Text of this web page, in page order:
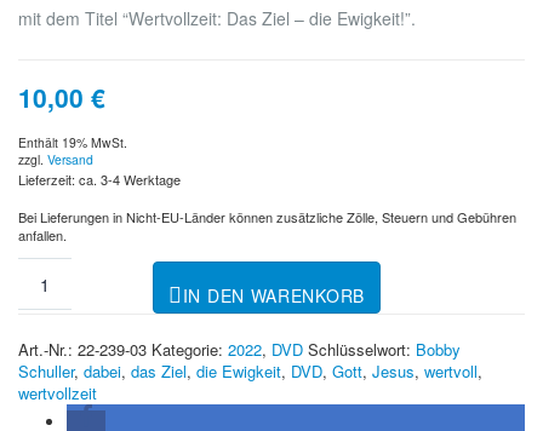
mit dem Titel “Wertvollzeit: Das Ziel – die Ewigkeit!”.
10,00 €
Enthält 19% MwSt.
zzgl. Versand
Lieferzeit: ca. 3-4 Werktage
Bei Lieferungen in Nicht-EU-Länder können zusätzliche Zölle, Steuern und Gebühren
anfallen.
IN DEN WARENKORB
Art.-Nr.: 22-239-03 Kategorie: 2022, DVD Schlüsselwort: Bobby
Schuller, dabei, das Ziel, die Ewigkeit, DVD, Gott, Jesus, wertvoll,
wertvollzeit